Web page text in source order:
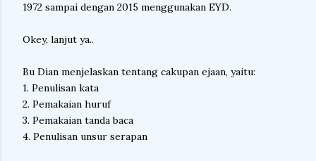
1972 sampai dengan 2015 menggunakan EYD.
Okey, lanjut ya..
Bu Dian menjelaskan tentang cakupan ejaan, yaitu:
1. Penulisan kata
2. Pemakaian huruf
3. Pemakaian tanda baca
4. Penulisan unsur serapan